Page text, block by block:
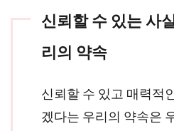
신뢰할 수 있는 사
리의 약속
신뢰할 수 있고 매력적
겠다는 우리의 약속은